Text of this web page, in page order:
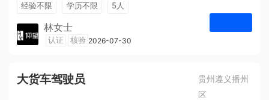
经验不限 学历不限 5人
林女士
遵义仰望体验空间
认证 核验 2026-07-30
大货车驾驶员
贵州遵义播州
区